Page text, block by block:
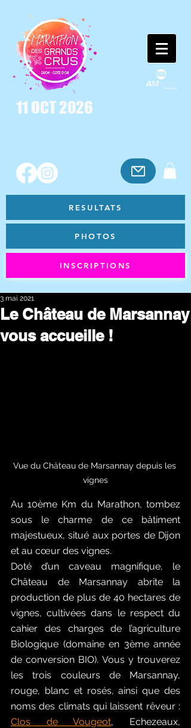
11 OCT 2026
RESULTATS
PHOTOS
INSCRIPTIONS
Le Château de Marsannay
vous accueille !
3 mai 2021
Vue du Château de Marsannay depuis les
vignes
Au 10ème Km du Marathon, tombez
sous le charme de ce bâtiment
majestueux, situé aux portes de Dijon
et au cœur des vignes.
Doté d’un caveau magnifique, le
Château de Marsannay abrite la
production de plus de 40 hectares de
vignes, cultivées dans le respect du
cahier des charges de l’agriculture
Biologique (domaine en 3ème année
de conversion BIO). Vous y trouverez
les trois couleurs de Marsannay,
rouge, blanc et rosés, ainsi que des
Clos de Vougeot, Echezeaux,